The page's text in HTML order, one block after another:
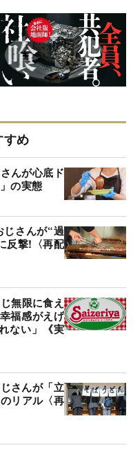
すめ
んが心底ド
の実態
じさんが“過
反撃!〈再配
無限に食え
福感がえげ
ない」《実
さんが「立
リアル〈再